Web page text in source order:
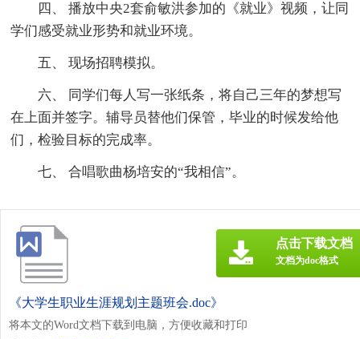
四、 播放中央2套俞敏洪参加的《就业》视频，让同
学们感受就业形势和就业环境。
五、 现场招聘模拟。
六、 同学们每人写一张纸条，将自己三年的梦想写
在上面并签字。辅导员替他们保管，毕业的时候发给他
们，检验目标的完成率。
七、 合唱歌曲杨培安的“我相信”。
《大学生职业生涯规划主题班会.doc》
将本文的Word文档下载到电脑，方便收藏和打印
点击下载文档
文档为doc格式